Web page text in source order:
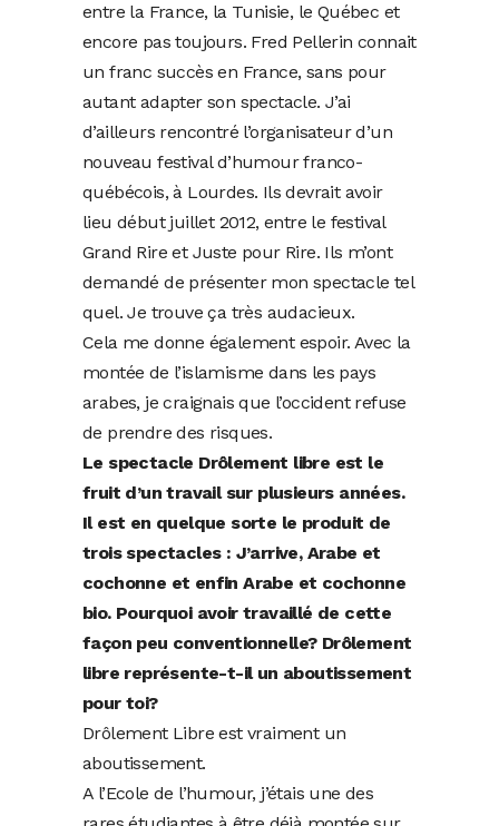
entre la France, la Tunisie, le Québec et
encore pas toujours. Fred Pellerin connait
un franc succès en France, sans pour
autant adapter son spectacle. J’ai
d’ailleurs rencontré l’organisateur d’un
nouveau festival d’humour franco-
québécois, à Lourdes. Ils devrait avoir
lieu début juillet 2012, entre le festival
Grand Rire et Juste pour Rire. Ils m’ont
demandé de présenter mon spectacle tel
quel. Je trouve ça très audacieux.
Cela me donne également espoir. Avec la
montée de l’islamisme dans les pays
arabes, je craignais que l’occident refuse
de prendre des risques.
Le spectacle Drôlement libre est le
fruit d’un travail sur plusieurs années.
Il est en quelque sorte le produit de
trois spectacles : J’arrive, Arabe et
cochonne et enfin Arabe et cochonne
bio. Pourquoi avoir travaillé de cette
façon peu conventionnelle? Drôlement
libre représente-t-il un aboutissement
pour toi?
Drôlement Libre est vraiment un
aboutissement.
A l’Ecole de l’humour, j’étais une des